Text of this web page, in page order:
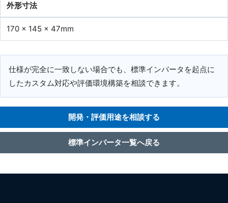
外形寸法
170 x 145 x 47mm
仕様が完全に一致しない場合でも、標準インバータを起点に
したカスタム対応や評価環境構築を相談できます。
開発・評価用途を相談する
標準インバータ一覧へ戻る